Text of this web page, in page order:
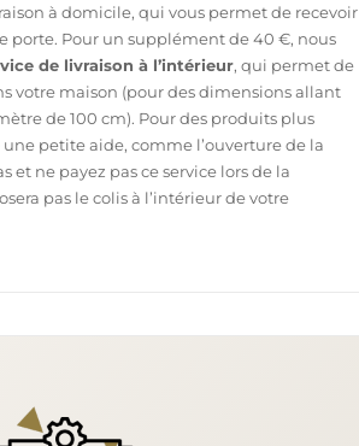
à domicile, qui vous permet de recevoir
porte. Pour un supplément de 40 €, nous
de livraison à l’intérieur, qui permet de
votre maison (pour des dimensions allant
de 100 cm). Pour des produits plus
petite aide, comme l’ouverture de la
et ne payez pas ce service lors de la
pas le colis à l’intérieur de votre